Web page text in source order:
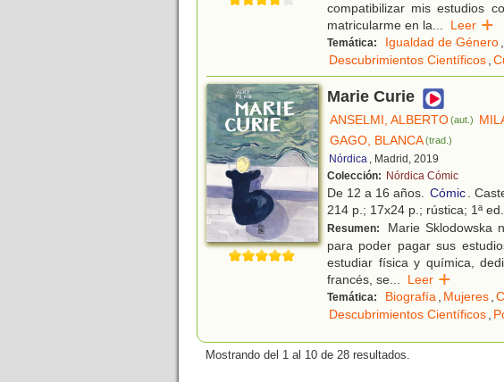
compatibilizar mis estudios
matricularme en la... Leer
Temática: Igualdad de Género,
Descubrimientos Científicos,
Marie Curie
ANSELMI, ALBERTO(aut.)
GAGO, BLANCA(trad.)
Nórdica , Madrid, 2019
Colección: Nórdica Cómic
De 12 a 16 años. Cómic.
214 p.; 17x24 p.; rústica; 1ª
Resumen:
Marie Sklodowska
para poder pagar sus
estudiar física y química,
francés, se... Leer
Temática: Biografía, Mujeres,
Descubrimientos Científicos,
Mostrando del 1 al 10 de 28 resultados.